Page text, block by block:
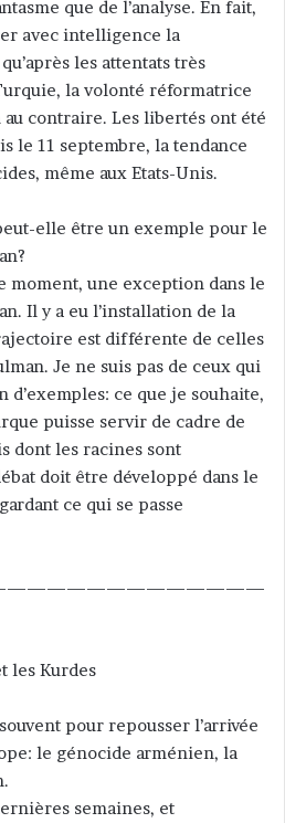
que de l’analyse. En fait,
avec intelligence la
les attentats très
la volonté réformatrice
au contraire. Les libertés ont été
le 11 septembre, la tendance
même aux Etats-Unis.
elle être un exemple pour le
moment, une exception dans le
Il y a eu l’installation de la
est différente de celles
Je ne suis pas de ceux qui
ce que je souhaite,
puisse servir de cadre de
dont les racines sont
doit être développé dans le
ce qui se passe
les Kurdes
pour repousser l’arrivée
le génocide arménien, la
semaines, et